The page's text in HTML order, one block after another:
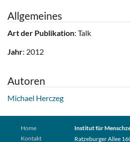
Allgemeines
Art der Publikation: Talk
Jahr: 2012
Autoren
Michael Herczeg
Home
Kontakt
Institut für
Ratzeburger Allee